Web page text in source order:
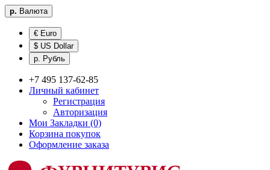
р. Валюта
€ Euro
$ US Dollar
р. Рубль
+7 495 137-62-85
Личный кабинет
Регистрация
Авторизация
Мои Закладки (0)
Корзина покупок
Оформление заказа